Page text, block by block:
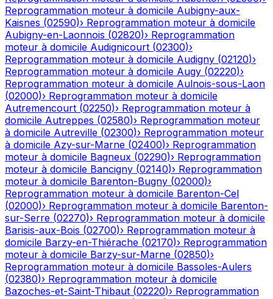
Reprogrammation moteur à domicile Aubigny-aux-
Kaisnes (02590)› Reprogrammation moteur à domicile
Aubigny-en-Laonnois (02820)› Reprogrammation
moteur à domicile Audignicourt (02300)›
Reprogrammation moteur à domicile Audigny (02120)›
Reprogrammation moteur à domicile Augy (02220)›
Reprogrammation moteur à domicile Aulnois-sous-Laon
(02000)› Reprogrammation moteur à domicile
Autremencourt (02250)› Reprogrammation moteur à
domicile Autreppes (02580)› Reprogrammation moteur
à domicile Autreville (02300)› Reprogrammation moteur
à domicile Azy-sur-Marne (02400)› Reprogrammation
moteur à domicile Bagneux (02290)› Reprogrammation
moteur à domicile Bancigny (02140)› Reprogrammation
moteur à domicile Barenton-Bugny (02000)›
Reprogrammation moteur à domicile Barenton-Cel
(02000)› Reprogrammation moteur à domicile Barenton-
sur-Serre (02270)› Reprogrammation moteur à domicile
Barisis-aux-Bois (02700)› Reprogrammation moteur à
domicile Barzy-en-Thiérache (02170)› Reprogrammation
moteur à domicile Barzy-sur-Marne (02850)›
Reprogrammation moteur à domicile Bassoles-Aulers
(02380)› Reprogrammation moteur à domicile
Bazoches-et-Saint-Thibaut (02220)› Reprogrammation